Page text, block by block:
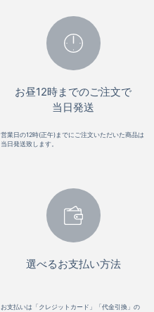
お昼12時までのご注文で
当日発送
営業日の12時(正午)までにご注文いただいた商品は
当日発送致します。
選べるお支払い方法
お支払いは「クレジットカード」「代金引換」の